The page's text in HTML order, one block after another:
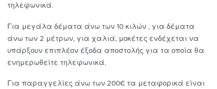
τηλεφωνικά.
Για μεγάλα δέματα άνω των 10 κιλών , για δέματα
άνω των 2 μέτρων, για χαλιά, μοκέτες ενδέχεται να
υπάρξουν επιπλέον έξοδα αποστολής για τα οποία θα
ενημερωθείτε τηλεφωνικά.
Για παραγγελίες άνω των 200€ τα μεταφορικά είναι